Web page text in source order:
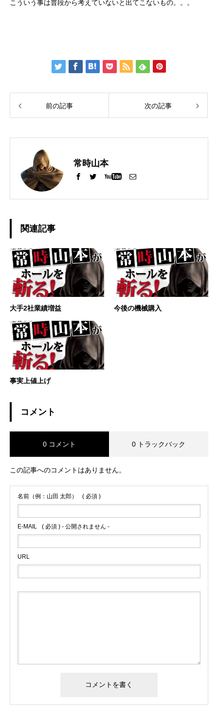
こういう事は普段から考えていないと出てこないもの。。。
前の記事 次の記事
常時山本
関連記事
大手2社業績増益 今後の機械購入
事実上値上げ
コメント
0 コメント 0 トラックバック
この記事へのコメントはありません。
名前（例：山田 太郎） ( 必須 )
E-MAIL ( 必須 ) - 公開されません -
URL